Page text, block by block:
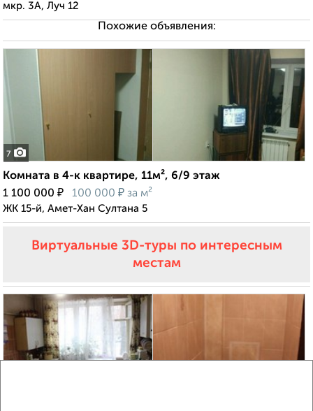
мкр. 3А, Луч 12
Похожие объявления:
7
Комната в 4-к квартире, 11м², 6/9 этаж
1 100 000 ₽ 100 000 ₽ за м²
ЖК 15-й, Амет-Хан Султана 5
Виртуальные 3D-туры по интересным
местам